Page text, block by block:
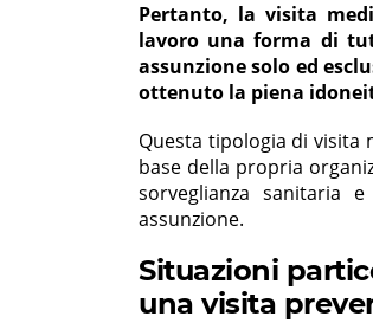
Pertanto, la visita
lavoro una forma di
assunzione solo ed
ottenuto la piena
Questa tipologia di visita
base della propria
sorveglianza sanitaria
assunzione.
Situazioni
una visita